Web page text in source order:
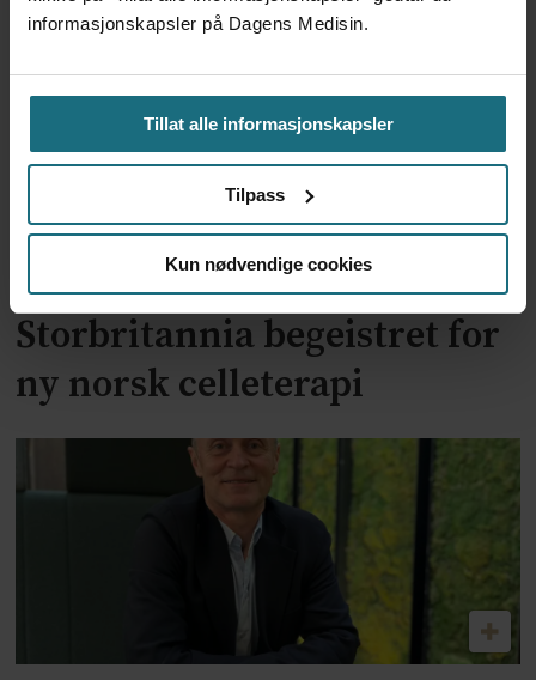
informasjonskapsler på Dagens Medisin.
Tillat alle informasjonskapsler
Tilpass
Kun nødvendige cookies
Ledende kreftlege i
Storbritannia begeistret for
ny norsk celleterapi